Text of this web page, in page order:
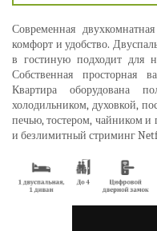
Современная
комфорт и удобство.
в гостиную подходит для
Собственная просторная
Квартира оборудована
холодильником, духовкой,
печью, тостером, чайником и
и безлимитный стриминг